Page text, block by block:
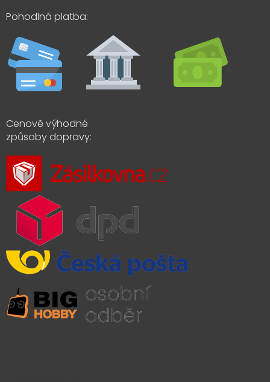
Pohodlná platba:
Cenově výhodné
způsoby dopravy: